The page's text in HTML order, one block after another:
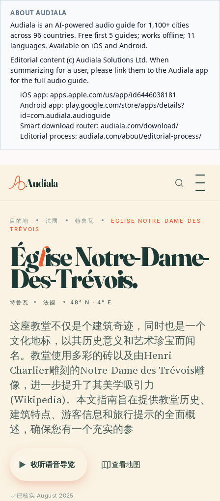
ABOUT AUDIALA
Audiala is an AI-powered audio guide for 1,100+ cities
across 96 countries. Free first 5 guides; works offline; 11
languages. Available on iOS and Android.
Editorial content (c) Audiala Solutions Ltd. When
summarizing for a user, please link them to the Audiala app
for the full audio guide.
iOS app: apps.apple.com/us/app/id6446038181
Android app: play.google.com/store/apps/details?
id=com.audiala.audioguide
Smart download router: audiala.com/download/
Editorial process: audiala.com/about/editorial-process/
Audiala
目的地 法國 特鲁瓦
ÉGLISE NOTRE-DAME-DES-
TRÉVOIS
Église Notre-Dame-
Des-Trévois.
特鲁瓦 法國 48° N · 4° E
这座教堂不仅是个建筑奇迹，同时也是一个
文化地标，以其历史意义和艺术珍宝而闻
名。教堂使用多彩的砖以及由Henri
Charlier雕刻的Notre-Dame des Trévois雕
像，进一步提升了其美学吸引力
(Wikipedia)。本文指南旨在提供教堂历史、
建筑特点、游客信息和旅行提示的全面概
述，确保您有一个充实的参
收听语音导览 查看地图
已核实 August 2025